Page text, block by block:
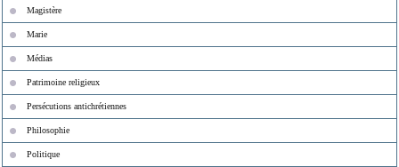
Magistère
Marie
Médias
Patrimoine religieux
Persécutions antichrétiennes
Philosophie
Politique